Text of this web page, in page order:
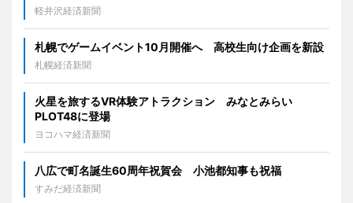
軽井沢経済新聞
札幌でゲームイベント10月開催へ 高校生向け企画を新設
札幌経済新聞
火星を旅するVR体験アトラクション みなとみらい
PLOT48に登場
ヨコハマ経済新聞
八広で町名誕生60周年祝賀会 小池都知事も祝福
すみだ経済新聞